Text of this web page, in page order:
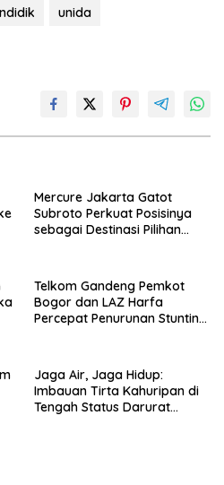
unida
Mercure Jakarta Gatot
Subroto Perkuat Posisinya
sebagai Destinasi Pilihan
Jakarta Selatan
Telkom Gandeng Pemkot
Bogor dan LAZ Harfa
Percepat Penurunan Stunting
Jaga Air, Jaga Hidup:
Imbauan Tirta Kahuripan di
Tengah Status Darurat